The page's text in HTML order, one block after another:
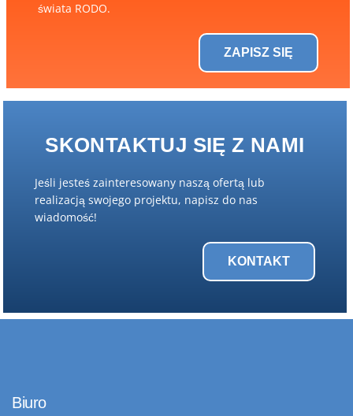
świata RODO.
ZAPISZ SIĘ
SKONTAKTUJ SIĘ Z NAMI
Jeśli jesteś zainteresowany naszą ofertą lub
realizacją swojego projektu, napisz do nas
wiadomość!
KONTAKT
Biuro